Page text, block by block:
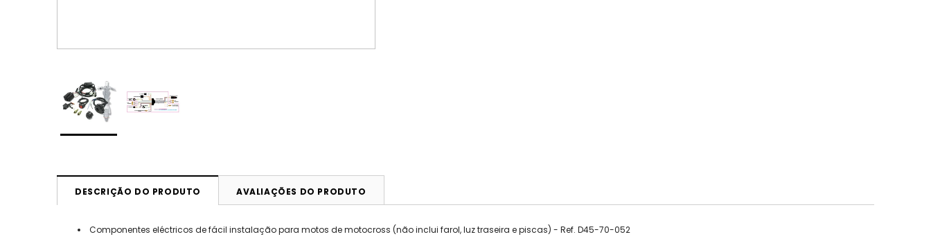
DESCRIÇÃO DO PRODUTO AVALIAÇÕES DO PRODUTO
Componentes eléctricos de fácil instalação para motos de motocross (não inclui farol, luz traseira e piscas) - Ref. D45-70-052